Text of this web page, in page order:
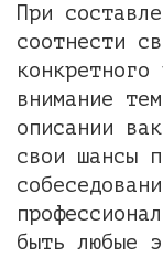
При
соотнести
внимание
описании
свои шансы
быть любые